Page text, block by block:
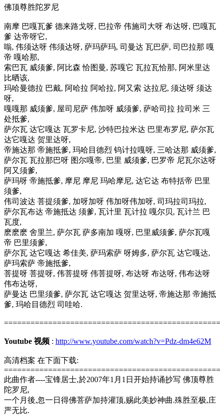
佛顶尊胜陀罗尼
南摩 巴嘎瓦爹 德来路戈呀, 巴拉帝 伟施司大呀 布达呀, 巴嘎瓦
爹 达帝呀它,
嗡, 伟须达呀 伟须达呀, 萨玛萨玛, 司曼达 瓦巴萨, 司巴拉那 嘎
帝 嘎哈那,
索巴瓦 威须爹, 阿比森 恰图曼, 苏嘎它 瓦拉瓦恰那, 阿米里达
比晒该,
玛哈曼德拉 巴戴, 阿哈拉 阿哈拉, 阿又索 达拉尼, 须达呀 须达
呀,
嘎嘎那 威须爹, 屋司尼萨 伟加呀 威须爹, 萨哈司拉 拉司米 三
处抵爹,
萨尔瓦 达它嘎达 瓦罗卡尼, 沙特巴拉米达 巴里布罗尼, 萨尔瓦
达它嘎达 贺里达呀,
帝施达那 帝施抵爹, 玛哈目德烈 钨计拉嘎呀, 三哈达那 威须爹,
萨尔瓦 瓦拉那巴呀 图尔嘎帝, 巴里 威须爹, 巴罗帝 尼瓦尔达呀
阿又须爹,
萨玛呀 帝施抵爹, 摩尼 摩尼 玛哈摩尼, 达它达 布特括帝 巴里
须爹,
伟司波达 菩提须爹, 加呀加呀 伟加呀伟加呀, 司玛拉司玛拉,
萨尔瓦布达 帝施抵达 须爹, 瓦计里 瓦计拉 嘎尔贝, 瓦计兰 巴
瓦度,
麽麽麽 舍里兰, 萨尔瓦 萨多南加 嘎呀, 巴里威须爹, 萨尔瓦嘎
帝 巴里须爹,
萨尔瓦 达它嘎达 希佳美, 萨玛索萨 呀姆多, 萨尔瓦 达它嘎达,
萨玛索萨 帝施抵爹,
菩提呀 菩提呀, 伟菩提呀 伟菩提呀, 布达呀 布达呀, 伟布达呀
伟布达呀,
萨曼达 巴里须爹, 萨尔瓦 达它嘎达 贺里达呀, 帝施达那 帝施抵
爹, 玛哈目德烈 司哇哈.
Youtube 视频 : http://www.youtube.com/watch?v=Pdz-dm4e62M
高清档案 在下面下载:
此曲作者----宝锋居士,於2007年1月1日开始持诵抄写 佛顶尊胜
陀罗尼,
一个月後,忽一日得佛菩萨加持灌顶,赐此美妙神曲.殊胜至极,庄
严无比.